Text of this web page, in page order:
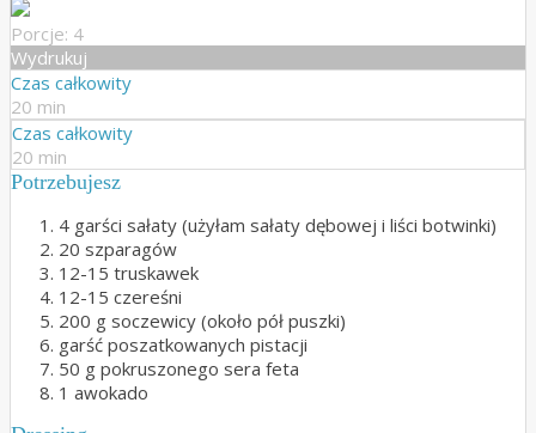
Porcje: 4
Wydrukuj
Czas całkowity
20 min
Czas całkowity
20 min
Potrzebujesz
4 garści sałaty (użyłam sałaty dębowej i liści botwinki)
20 szparagów
12-15 truskawek
12-15 czereśni
200 g soczewicy (około pół puszki)
garść poszatkowanych pistacji
50 g pokruszonego sera feta
1 awokado